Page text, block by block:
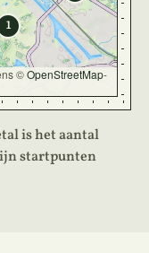
1
©OpenStreetMap-
is het aantal
startpunten